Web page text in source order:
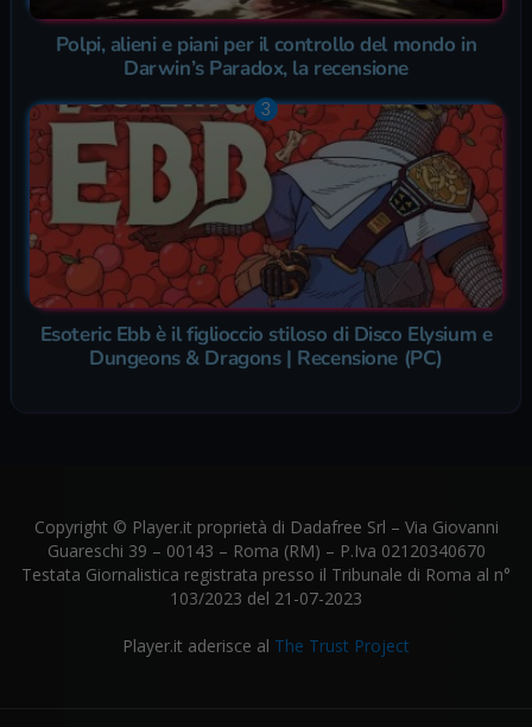
Polpi, alieni e piani per il controllo del mondo in
Darwin’s Paradox, la recensione
Esoteric Ebb è il figlioccio stiloso di Disco Elysium e
Dungeons & Dragons | Recensione (PC)
Copyright © Player.it proprietà di Dadafree Srl – Via Giovanni
Guareschi 39 – 00143 – Roma (RM) – P.Iva 02120340670
Testata Giornalistica registrata presso il Tribunale di Roma al n°
103/2023 del 21-07-2023
Player.it aderisce al The Trust Project